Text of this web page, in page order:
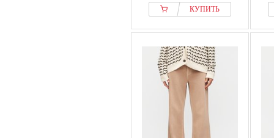
КУПИТЬ